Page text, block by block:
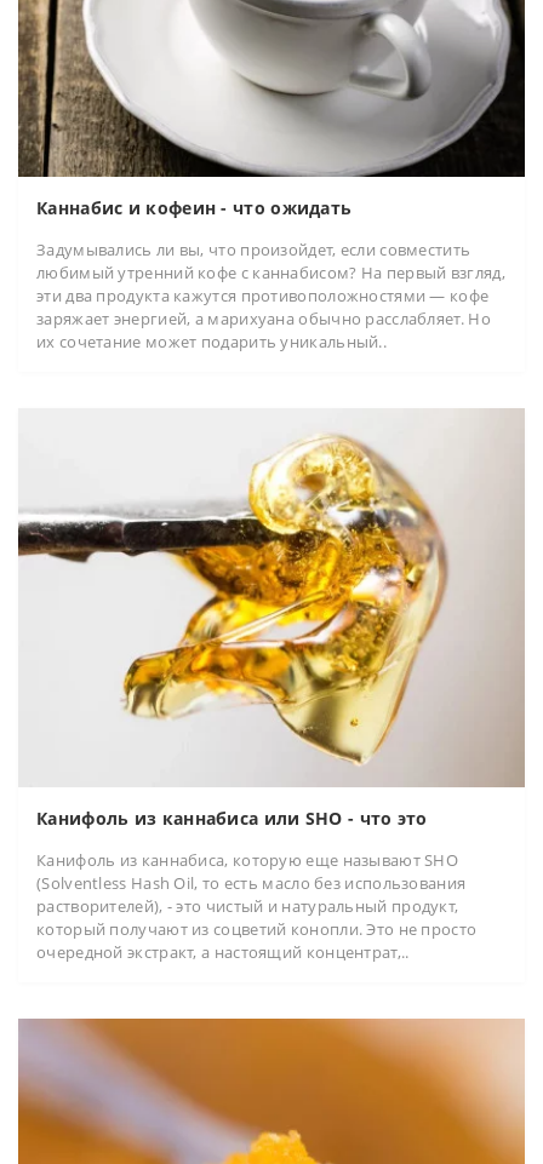
Каннабис и кофеин - что ожидать
Задумывались ли вы, что произойдет, если совместить
любимый утренний кофе с каннабисом? На первый взгляд,
эти два продукта кажутся противоположностями — кофе
заряжает энергией, а марихуана обычно расслабляет. Но
их сочетание может подарить уникальный..
Канифоль из каннабиса или SHO - что это
Канифоль из каннабиса, которую еще называют SHO
(Solventless Hash Oil, то есть масло без использования
растворителей), - это чистый и натуральный продукт,
который получают из соцветий конопли. Это не просто
очередной экстракт, а настоящий концентрат,..